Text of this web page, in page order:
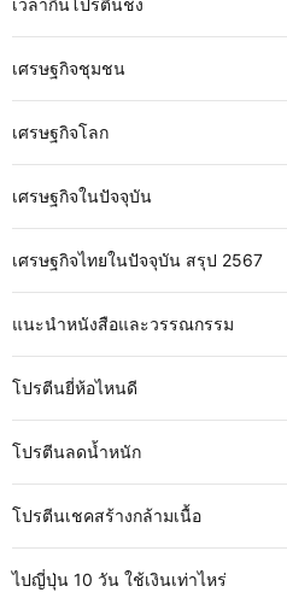
เวลากินโปรตีนชง
เศรษฐกิจชุมชน
เศรษฐกิจโลก
เศรษฐกิจในปัจจุบัน
เศรษฐกิจไทยในปัจจุบัน สรุป 2567
แนะนำหนังสือและวรรณกรรม
โปรตีนยี่ห้อไหนดี
โปรตีนลดน้ำหนัก
โปรตีนเชคสร้างกล้ามเนื้อ
ไปญี่ปุ่น 10 วัน ใช้เงินเท่าไหร่